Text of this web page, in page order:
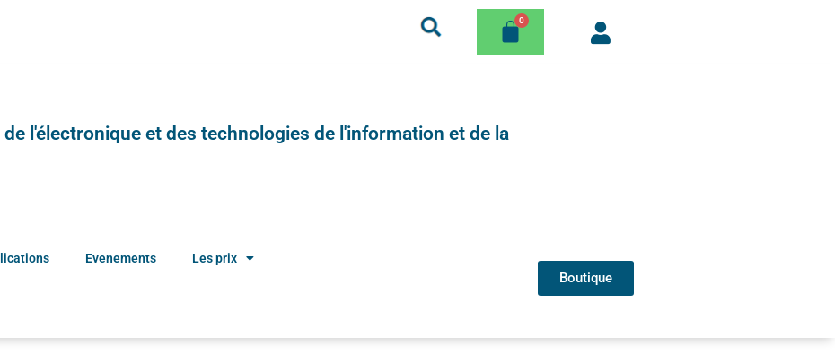
l'électronique et des technologies de l'information et de la
Evenements Les prix
Boutique